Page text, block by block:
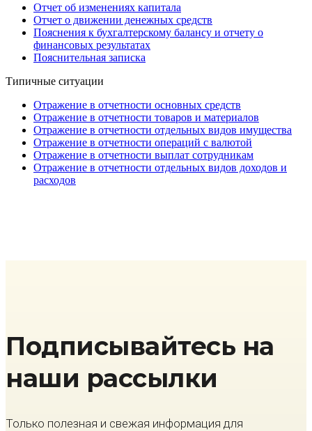
Отчет об изменениях капитала
Отчет о движении денежных средств
Пояснения к бухгалтерскому балансу и отчету о
финансовых результатах
Пояснительная записка
Типичные ситуации
Отражение в отчетности основных средств
Отражение в отчетности товаров и материалов
Отражение в отчетности отдельных видов имущества
Отражение в отчетности операций с валютой
Отражение в отчетности выплат сотрудникам
Отражение в отчетности отдельных видов доходов и
расходов
Подписывайтесь на
наши рассылки
Только полезная и свежая информация для